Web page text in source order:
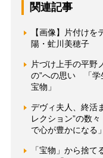
関連記事
【画像】片付け
陽・虻川美穂子
片づけ上手の平野
の”への思い 「学
宝物」
デヴィ夫人、終活
レクション”の数
で心が豊かになる」
「宝物」から捨